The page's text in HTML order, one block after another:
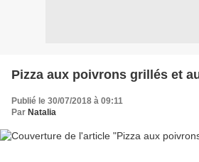
Pizza aux poivrons grillés et
Publié le 30/07/2018 à 09:11
Par Natalia